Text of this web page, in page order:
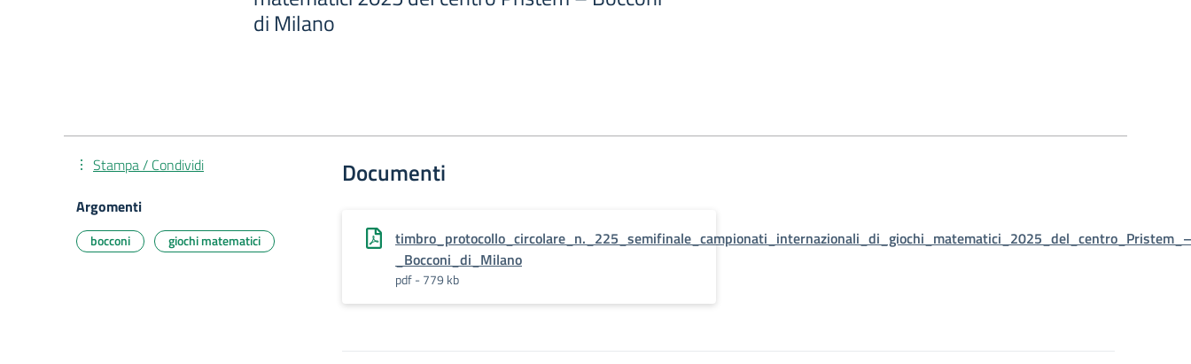
di Milano
Documenti
timbro_protocollo_circolare_n._225_semifinale_campionati_internazionali_di_giochi_matematici_2025_del_centro_Pristem_–
_Bocconi_di_Milano
pdf - 779 kb
Stampa / Condividi
Argomenti
bocconi giochi matematici